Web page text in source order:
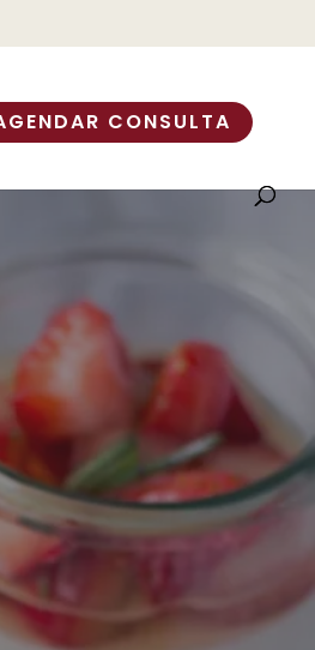
CONSULTA